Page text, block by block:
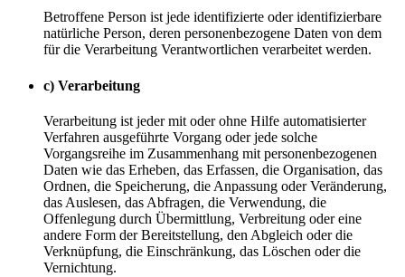
Betroffene Person ist jede identifizierte oder identifizierbare
natürliche Person, deren personenbezogene Daten von dem
für die Verarbeitung Verantwortlichen verarbeitet werden.
c) Verarbeitung
Verarbeitung ist jeder mit oder ohne Hilfe automatisierter
Verfahren ausgeführte Vorgang oder jede solche
Vorgangsreihe im Zusammenhang mit personenbezogenen
Daten wie das Erheben, das Erfassen, die Organisation, das
Ordnen, die Speicherung, die Anpassung oder Veränderung,
das Auslesen, das Abfragen, die Verwendung, die
Offenlegung durch Übermittlung, Verbreitung oder eine
andere Form der Bereitstellung, den Abgleich oder die
Verknüpfung, die Einschränkung, das Löschen oder die
Vernichtung.